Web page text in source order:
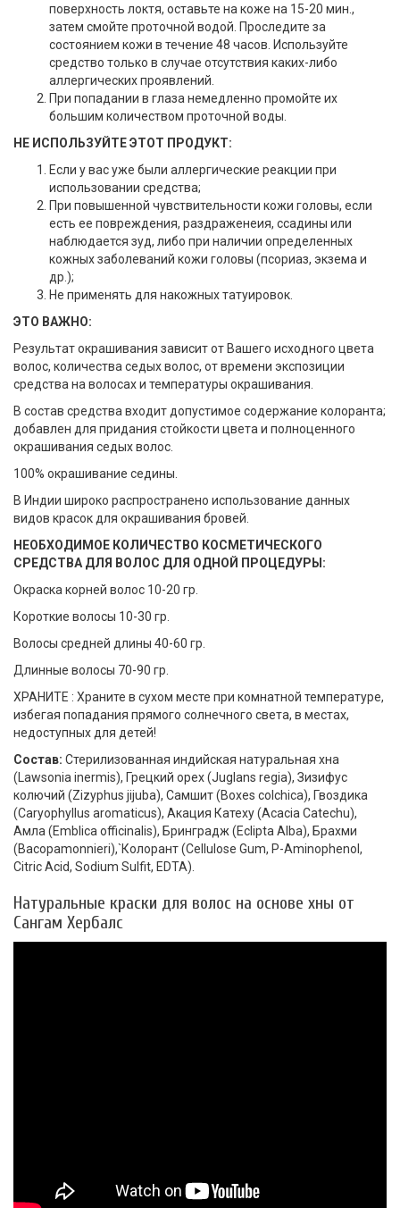
поверхность локтя, оставьте на коже на 15-20 мин.,
затем смойте проточной водой. Проследите за
состоянием кожи в течение 48 часов. Используйте
средство только в случае отсутствия каких-либо
аллергических проявлений.
При попадании в глаза немедленно промойте их
большим количеством проточной воды.
НЕ ИСПОЛЬЗУЙТЕ ЭТОТ ПРОДУКТ:
Если у вас уже были аллергические реакции при
использовании средства;
При повышенной чувствительности кожи головы, если
есть ее повреждения, раздраженеия, ссадины или
наблюдается зуд, либо при наличии определенных
кожных заболеваний кожи головы (псориаз, экзема и
др.);
Не применять для накожных татуировок.
ЭТО ВАЖНО:
Результат окрашивания зависит от Вашего исходного цвета
волос, количества седых волос, от времени экспозиции
средства на волосах и температуры окрашивания.
В состав средства входит допустимое содержание колоранта;
добавлен для придания стойкости цвета и полноценного
окрашивания седых волос.
100% окрашивание седины.
В Индии широко распространено использование данных
видов красок для окрашивания бровей.
НЕОБХОДИМОЕ КОЛИЧЕСТВО КОСМЕТИЧЕСКОГО
СРЕДСТВА ДЛЯ ВОЛОС ДЛЯ ОДНОЙ ПРОЦЕДУРЫ:
Окраска корней волос 10-20 гр.
Короткие волосы 10-30 гр.
Волосы средней длины 40-60 гр.
Длинные волосы 70-90 гр.
ХРАНИТЕ : Храните в сухом месте при комнатной температуре,
избегая попадания прямого солнечного света, в местах,
недоступных для детей!
Состав: Стерилизованная индийская натуральная хна
(Lawsonia inermis), Грецкий орех (Juglans regia), Зизифус
колючий (Zizyphus jijuba), Самшит (Boxes colchica), Гвоздика
(Caryophyllus aromaticus), Акация Катеху (Acacia Catechu),
Амла (Emblica officinalis), Бринградж (Eclipta Alba), Брахми
(Bacopamonnieri),`Колорант (Сellulose Gum, P-Aminophenol,
Citric Acid, Sodium Sulfit, EDTA).
Натуральные краски для волос на основе хны от
Сангам Хербалс